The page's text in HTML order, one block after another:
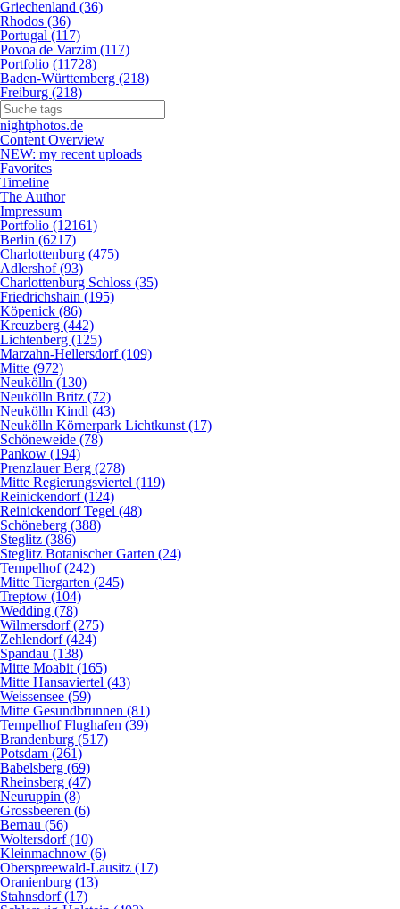
Griechenland (36)
Rhodos (36)
Portugal (117)
Povoa de Varzim (117)
Portfolio (11728)
Baden-Württemberg (218)
Freiburg (218)
nightphotos.de
Content Overview
NEW: my recent uploads
Favorites
Timeline
The Author
Impressum
Portfolio (12161)
Berlin (6217)
Charlottenburg (475)
Adlershof (93)
Charlottenburg Schloss (35)
Friedrichshain (195)
Köpenick (86)
Kreuzberg (442)
Lichtenberg (125)
Marzahn-Hellersdorf (109)
Mitte (972)
Neukölln (130)
Neukölln Britz (72)
Neukölln Kindl (43)
Neukölln Körnerpark Lichtkunst (17)
Schöneweide (78)
Pankow (194)
Prenzlauer Berg (278)
Mitte Regierungsviertel (119)
Reinickendorf (124)
Reinickendorf Tegel (48)
Schöneberg (388)
Steglitz (386)
Steglitz Botanischer Garten (24)
Tempelhof (242)
Mitte Tiergarten (245)
Treptow (104)
Wedding (78)
Wilmersdorf (275)
Zehlendorf (424)
Spandau (138)
Mitte Moabit (165)
Mitte Hansaviertel (43)
Weissensee (59)
Mitte Gesundbrunnen (81)
Tempelhof Flughafen (39)
Brandenburg (517)
Potsdam (261)
Babelsberg (69)
Rheinsberg (47)
Neuruppin (8)
Grossbeeren (6)
Bernau (56)
Woltersdorf (10)
Kleinmachnow (6)
Oberspreewald-Lausitz (17)
Oranienburg (13)
Stahnsdorf (17)